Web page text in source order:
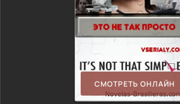
СМОТРЕТЬ ОНЛАЙН